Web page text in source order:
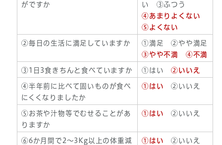
がですか
い ③ふつう
④あまりよくない
⑤よくない
②毎日の生活に満足していますか
①満足 ②やや満足
③やや不満 ④不満
③1日3食きちんと食べていますか ①はい②いいえ
④半年前に比べて固いものが食べ
にくくなりましたか
①はい ②いいえ
⑤お茶や汁物等でむせることがあ
りますか
①はい ②いいえ
⑥6か月間で2～3Kg以上の体重減
①はい ②いいえ